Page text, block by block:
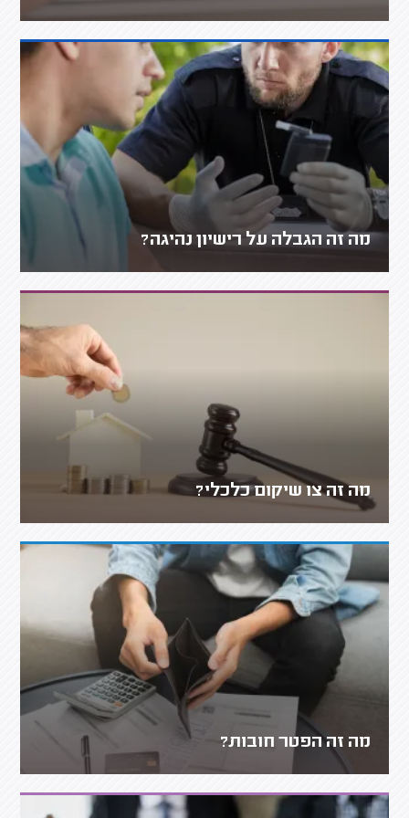
מה זה הגבלה על רישיון נהיגה?
מה זה צו שיקום כלכלי?
מה זה הפטר חובות?